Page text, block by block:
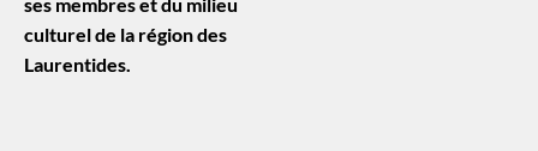
culturel de la région des
Laurentides.